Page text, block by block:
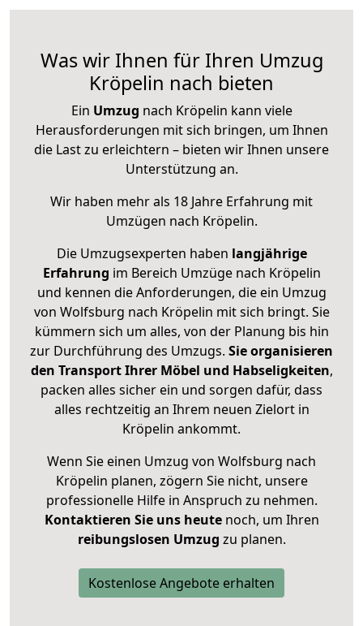
Was wir Ihnen für Ihren Umzug
Kröpelin nach bieten
Ein Umzug nach Kröpelin kann viele
Herausforderungen mit sich bringen, um Ihnen
die Last zu erleichtern – bieten wir Ihnen unsere
Unterstützung an.
Wir haben mehr als 18 Jahre Erfahrung mit
Umzügen nach Kröpelin.
Die Umzugsexperten haben langjährige
Erfahrung im Bereich Umzüge nach Kröpelin
und kennen die Anforderungen, die ein Umzug
von Wolfsburg nach Kröpelin mit sich bringt. Sie
kümmern sich um alles, von der Planung bis hin
zur Durchführung des Umzugs. Sie organisieren
den Transport Ihrer Möbel und Habseligkeiten,
packen alles sicher ein und sorgen dafür, dass
alles rechtzeitig an Ihrem neuen Zielort in
Kröpelin ankommt.
Wenn Sie einen Umzug von Wolfsburg nach
Kröpelin planen, zögern Sie nicht, unsere
professionelle Hilfe in Anspruch zu nehmen.
Kontaktieren Sie uns heutenoch, um Ihren
reibungslosen Umzug zu planen.
Kostenlose Angebote erhalten